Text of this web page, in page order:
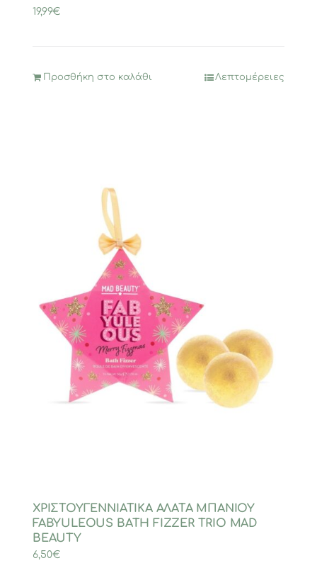
19,99€
Προσθήκη στο καλάθι Λεπτομέρειες
ΧΡΙΣΤΟΥΓΕΝΝΙΑΤΙΚΑ ΑΛΑΤΑ ΜΠΑΝΙΟΥ
FABYULEOUS BATH FIZZER TRIO MAD
BEAUTY
6,50€